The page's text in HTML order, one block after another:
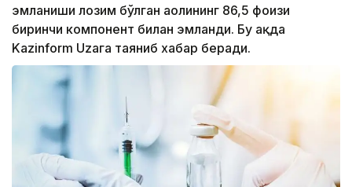
эмланиши лозим бўлган аҳолининг 86,5 фоизи
биринчи компонент билан эмланди. Бу ҳақда
Kazinform Uzaга таяниб хабар беради.